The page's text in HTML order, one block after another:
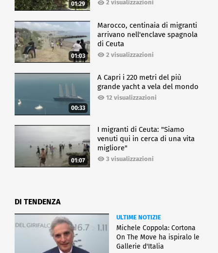
01:29 2 visualizzazioni
01:03
Marocco, centinaia di migranti
arrivano nell'enclave spagnola
di Ceuta
2 visualizzazioni
00:33
A Capri i 220 metri del più
grande yacht a vela del mondo
12 visualizzazioni
01:07
I migranti di Ceuta: "Siamo
venuti qui in cerca di una vita
migliore"
3 visualizzazioni
DI TENDENZA
ULTIME NOTIZIE
Michele Coppola: Cortona
On The Move ha ispiralo le
Gallerie d'Italia